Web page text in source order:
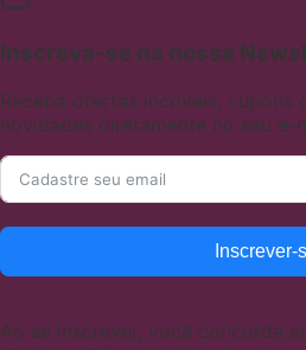
Inscreva-se na nossa
Receba ofertas incríveis, cupons
novidades diretamente no seu e-
Inscrever-
Ao se inscrever, você concorda